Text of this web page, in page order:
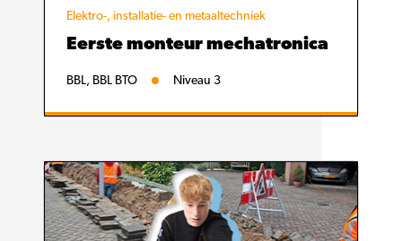
Elektro-, installatie- en metaaltechniek
Eerste monteur mechatronica
BBL, BBL BTO Niveau 3